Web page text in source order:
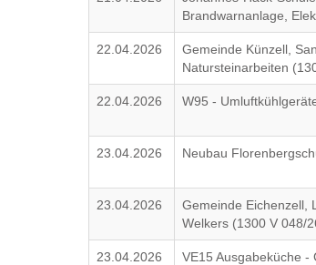
Brandwarnanlage,
22.04.2026
Gemeinde Künzell,
Natursteinarbeiten
22.04.2026 W95 -
23.04.2026 Neubau
23.04.2026
Gemeinde Eichenzell,
Welkers (1300 V 048/
23.04.2026 VE15 Ausgabeküche -